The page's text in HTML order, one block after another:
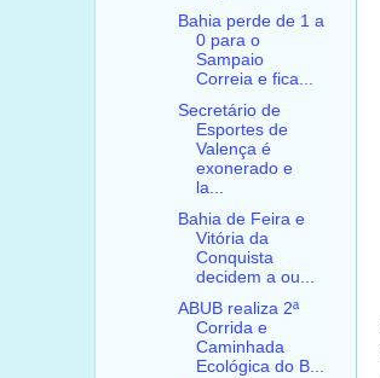
Bahia perde de 1 a
0 para o
Sampaio
Correia e fica...
Secretário de
Esportes de
Valença é
exonerado e
la...
Bahia de Feira e
Vitória da
Conquista
decidem a ou...
ABUB realiza 2ª
Corrida e
Caminhada
Ecológica do B...